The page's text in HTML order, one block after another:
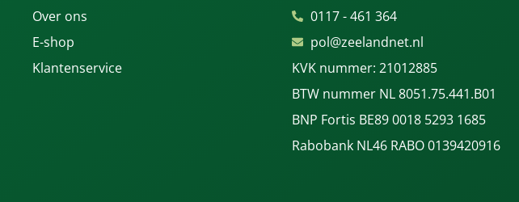
Over ons
E-shop
Klantenservice
0117 - 461 364
pol@zeelandnet.nl
KVK nummer: 21012885
BTW nummer NL 8051.75.441.B01
BNP Fortis BE89 0018 5293 1685
Rabobank NL46 RABO 0139420916